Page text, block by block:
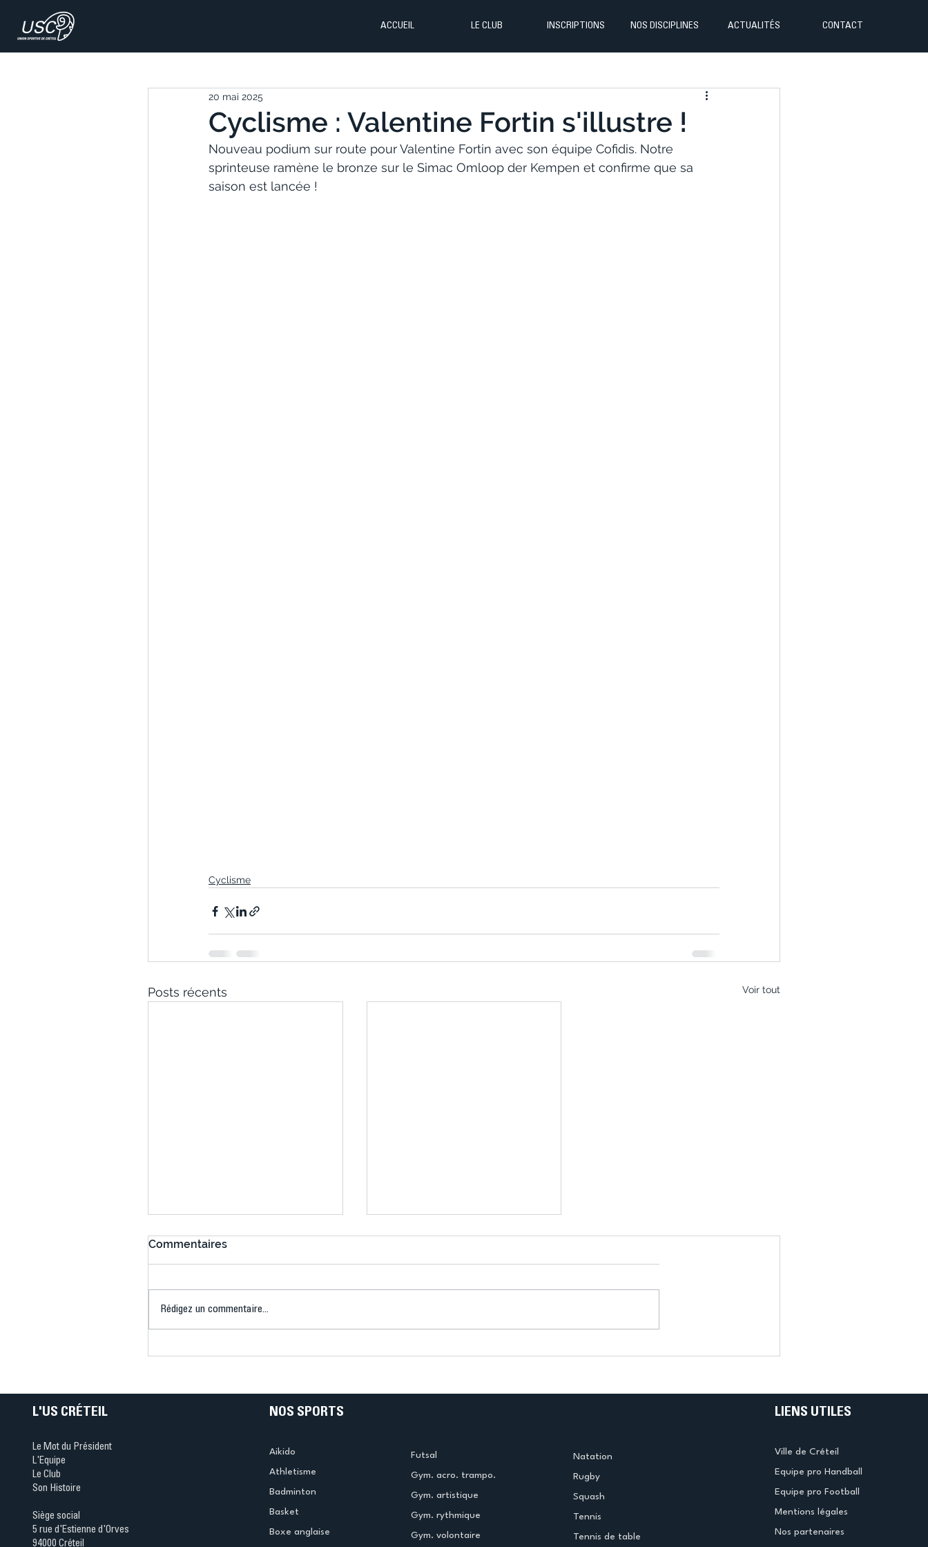
ACCUEIL LE CLUB INSCRIPTIONS NOS DISCIPLINES ACTUALITÉS CONTACT
Cyclisme : Valentine Fortin s'illustre !
20 mai 2025
Nouveau podium sur route pour Valentine Fortin avec son équipe Cofidis. Notre
sprinteuse ramène le bronze sur le Simac Omloop der Kempen et confirme que sa
saison est lancée !
Cyclisme
Posts récents Voir tout
symbole de force et de
Kong : les cristoliens de
ramènent des médailles !
Commentaires
Rédigez un commentaire...
L'US CRÉTEIL
Le Mot du Président
L'Equipe
Le Club
Son Histoire
Siège social
5 rue d'Estienne d'Orves
94000 Créteil
NOS SPORTS
Aikido
Athletisme
Badminton
Basket
Boxe anglaise
Futsal
Gym. acro. trampo.
Gym. artistique
Gym. rythmique
Gym. volontaire
Natation
Rugby
Squash
Tennis
Tennis de table
LIENS UTILES
Ville de Créteil
Equipe pro Handball
Equipe pro Football
Mentions légales
Nos partenaires